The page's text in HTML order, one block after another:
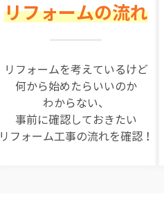
リフォームの流れ
リフォームを考えているけど
何から始めたらいいのか
わからない、
事前に確認しておきたい
リフォーム工事の流れを確認！